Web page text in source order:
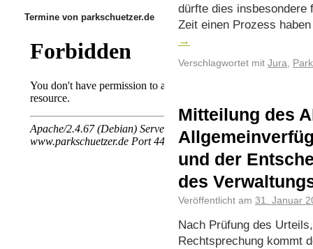
dürfte dies insbesondere
Zeit einen Prozess
→
Verschlagwortet mit Jura,
Mitteilung des
und der
des
Veröffentlicht am 31. Januar
Nach Prüfung des
Rechtsprechung kommt
Termine von parkschuetzer.de